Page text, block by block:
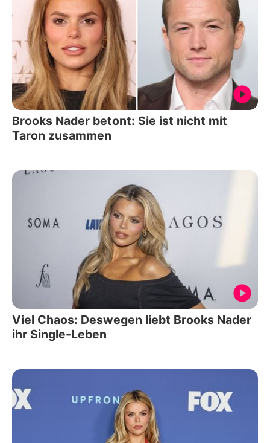
Brooks Nader betont: Sie ist nicht mit
Taron zusammen
Viel Chaos: Deswegen liebt Brooks Nader
ihr Single-Leben